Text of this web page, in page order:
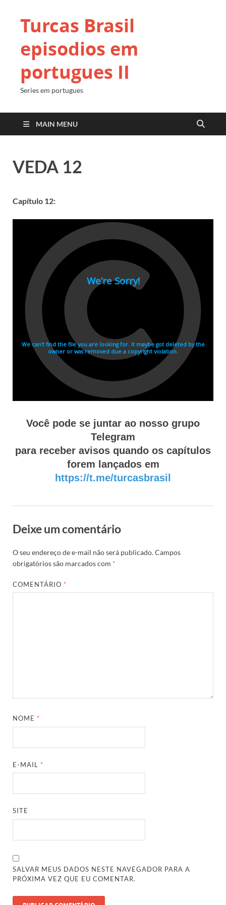
Turcas Brasil
episodios em
portugues II
Series em portugues
MAIN MENU
VEDA 12
Capítulo 12:
Você pode se juntar ao nosso grupo
Telegram
para receber avisos quando os capítulos
forem lançados em
https://t.me/turcasbrasil
Deixe um comentário
O seu endereço de e-mail não será publicado.Campos
obrigatórios são marcados com *
COMENTÁRIO *
NOME *
E-MAIL *
SITE
SALVAR MEUS DADOS NESTE NAVEGADOR PARA A
PRÓXIMA VEZ QUE EU COMENTAR.